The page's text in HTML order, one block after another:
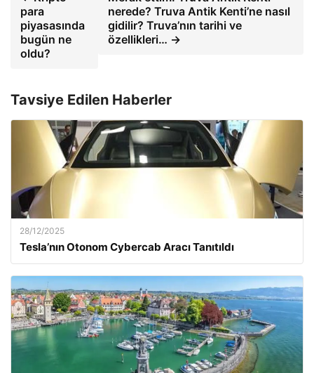
para
piyasasında
bugün ne
oldu?
nerede? Truva Antik Kenti’ne nasıl
gidilir? Truva’nın tarihi ve
özellikleri… →
Tavsiye Edilen Haberler
28/12/2025
Tesla’nın Otonom Cybercab Aracı Tanıtıldı